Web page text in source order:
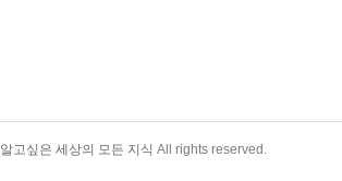
알고싶은 세상의 모든 지식 All rights reserved.